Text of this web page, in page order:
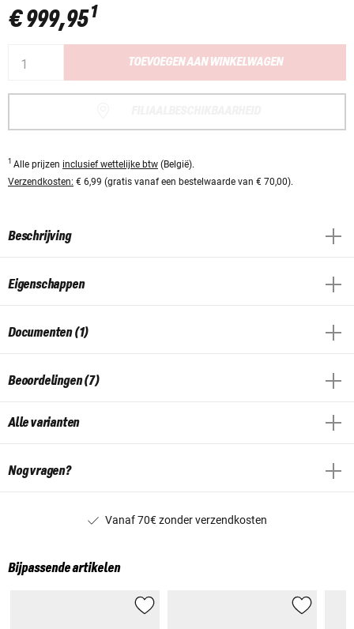
€ 999,951
TOEVOEGEN AAN WINKELWAGEN
1 Alle prijzen inclusief wettelijke btw (België).
Verzendkosten: € 6,99 (gratis vanaf een bestelwaarde van € 70,00).
Beschrijving
Eigenschappen
Documenten (1)
Beoordelingen (7)
Alle varianten
Nog vragen?
Vanaf 70€ zonder verzendkosten
Bijpassende artikelen